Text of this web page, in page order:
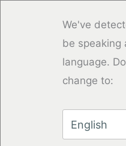
We've
be speaking
language.
change to:
English